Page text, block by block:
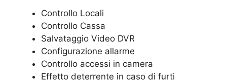
Controllo Locali
Controllo Cassa
Salvataggio Video DVR
Configurazione allarme
Controllo accessi in camera
Effetto deterrente in caso di furti